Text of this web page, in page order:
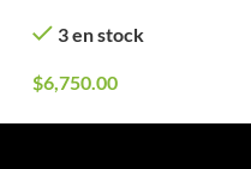
3 en stock
$6,750.00